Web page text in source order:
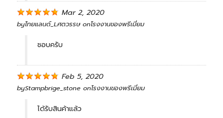
Mar 2, 2020
byไทยแลนด์_Lศตวรรษonโรงงานของพรีเมี่ยม
ชอบครับ
Feb 5, 2020
byStampbrige_stoneonโรงงานของพรีเมี่ยม
ได้รับสินค้าแล้ว